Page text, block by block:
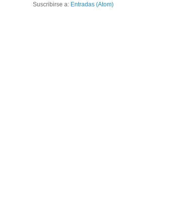
Suscribirse a: Entradas (Atom)